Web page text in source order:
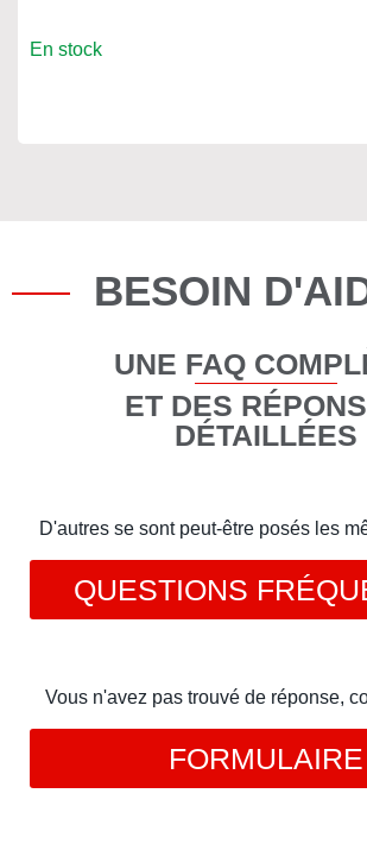
En stock
BESOIN
UNE FAQ
ET DES
DÉTAILLÉES
D'autres se sont peut-être posés les
QUESTIONS
Vous n'avez pas trouvé de réponse,
FORMULAIRE